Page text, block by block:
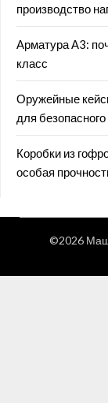
производство
Арматура А3:
класс
Оружейные
для
Коробки из
особая
©2026